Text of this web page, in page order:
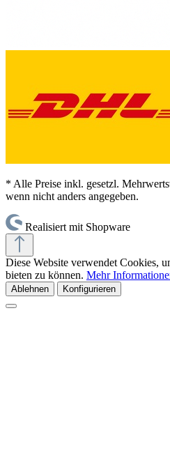
* Alle Preise inkl. gesetzl.
wenn nicht anders angegeben.
Realisiert mit Shopware
Diese Website verwendet Cookies,
bieten zu können. Mehr
Ablehnen Konfigurieren